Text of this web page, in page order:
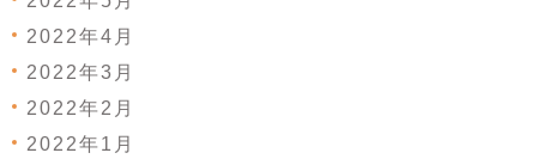
2022年4月
2022年3月
2022年2月
2022年1月